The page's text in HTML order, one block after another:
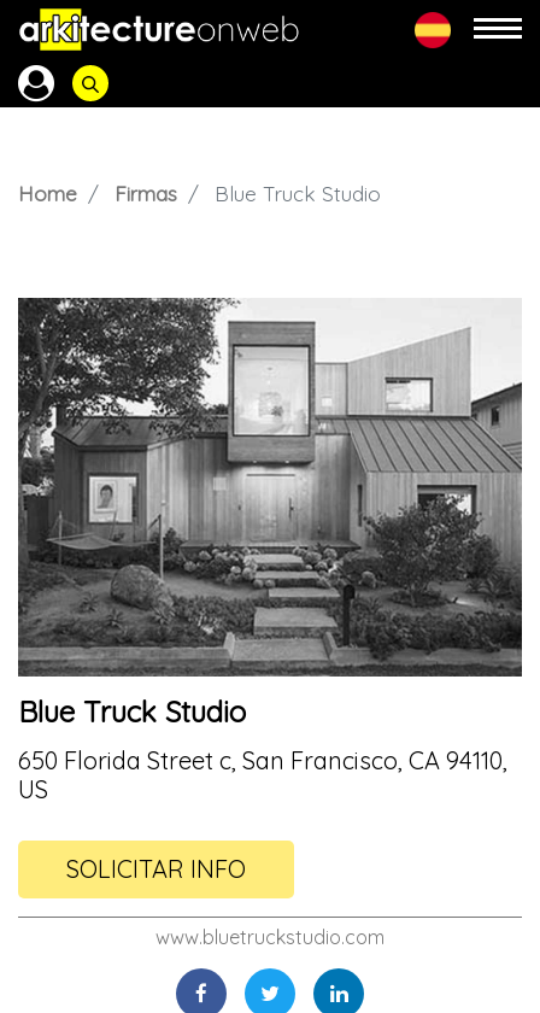
Home Firmas Blue Truck Studio
Blue Truck Studio
650 Florida Street c, San Francisco, CA 94110,
US
SOLICITAR INFO
www.bluetruckstudio.com